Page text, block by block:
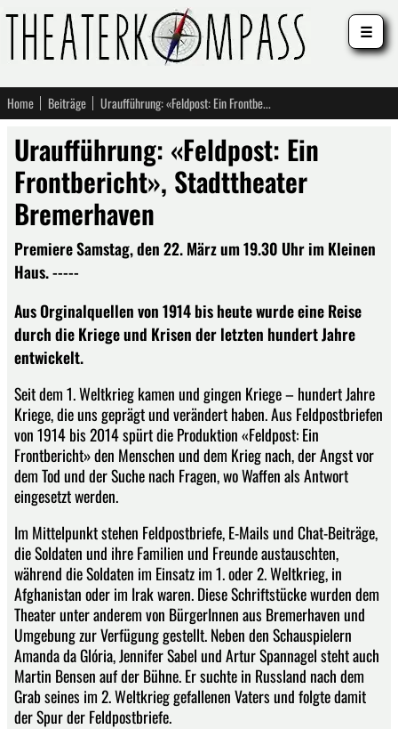
Home Beiträge Uraufführung: «Feldpost: Ein Frontbericht», Stadttheater Bremerhaven
Uraufführung: «Feldpost: Ein
Frontbericht», Stadttheater
Bremerhaven
Premiere Samstag, den 22. März um 19.30 Uhr im Kleinen
Haus. -----
Aus Orginalquellen von 1914 bis heute wurde eine Reise
durch die Kriege und Krisen der letzten hundert Jahre
entwickelt.
Seit dem 1. Weltkrieg kamen und gingen Kriege – hundert Jahre
Kriege, die uns geprägt und verändert haben. Aus Feldpostbriefen
von 1914 bis 2014 spürt die Produktion «Feldpost: Ein
Frontbericht» den Menschen und dem Krieg nach, der Angst vor
dem Tod und der Suche nach Fragen, wo Waffen als Antwort
eingesetzt werden.
Im Mittelpunkt stehen Feldpostbriefe, E-Mails und Chat-Beiträge,
die Soldaten und ihre Familien und Freunde austauschten,
während die Soldaten im Einsatz im 1. oder 2. Weltkrieg, in
Afghanistan oder im Irak waren. Diese Schriftstücke wurden dem
Theater unter anderem von BürgerInnen aus Bremerhaven und
Umgebung zur Verfügung gestellt. Neben den Schauspielern
Amanda da Glória, Jennifer Sabel und Artur Spannagel steht auch
Martin Bensen auf der Bühne. Er suchte in Russland nach dem
Grab seines im 2. Weltkrieg gefallenen Vaters und folgte damit
der Spur der Feldpostbriefe.
☰